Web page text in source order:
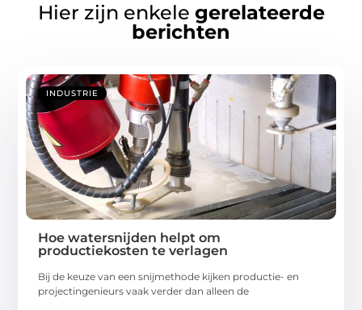
Hier zijn enkele gerelateerde
berichten
INDUSTRIE
Hoe watersnijden helpt om
productiekosten te verlagen
Bij de keuze van een snijmethode kijken productie- en
projectingenieurs vaak verder dan alleen de